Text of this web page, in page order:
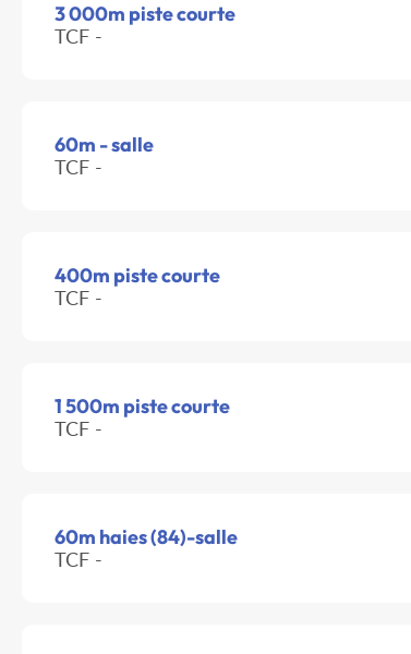
3 000m piste courte
TCF -
60m - salle
TCF -
400m piste courte
TCF -
1 500m piste courte
TCF -
60m haies (84)-salle
TCF -